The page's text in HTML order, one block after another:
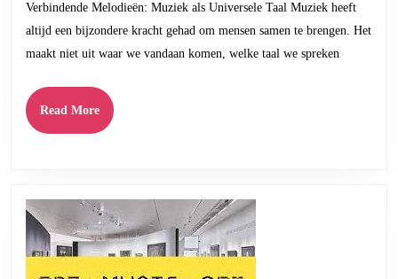
Melodieën:
Muziek
Universele
Taal
Verbindende Melodieën: Muziek als Universele Taal Muziek heeft
altijd een bijzondere kracht gehad om mensen samen te brengen. Het
maakt niet uit waar we vandaan komen, welke taal we spreken
Read MoreRead
More